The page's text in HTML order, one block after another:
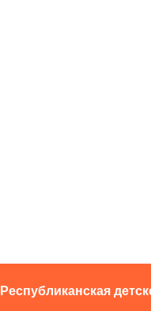
Республиканская